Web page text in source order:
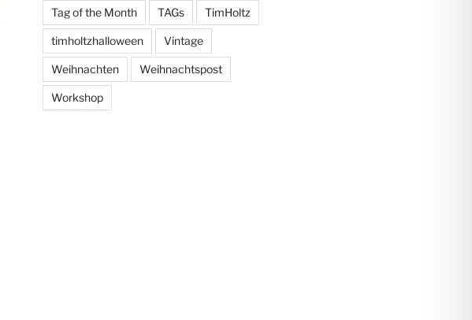
Tag of the Month TAGs TimHoltz
timholtzhalloween Vintage
Weihnachten Weihnachtspost
Workshop